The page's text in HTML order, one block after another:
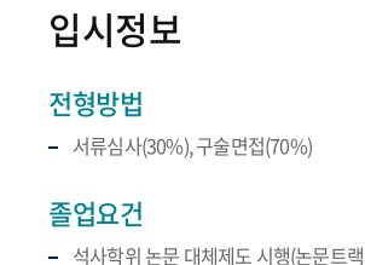
입시정보
전형방법
서류심사(30%), 구술면접(70%)
졸업요건
석사학위 논문 대체제도 시행(논문트